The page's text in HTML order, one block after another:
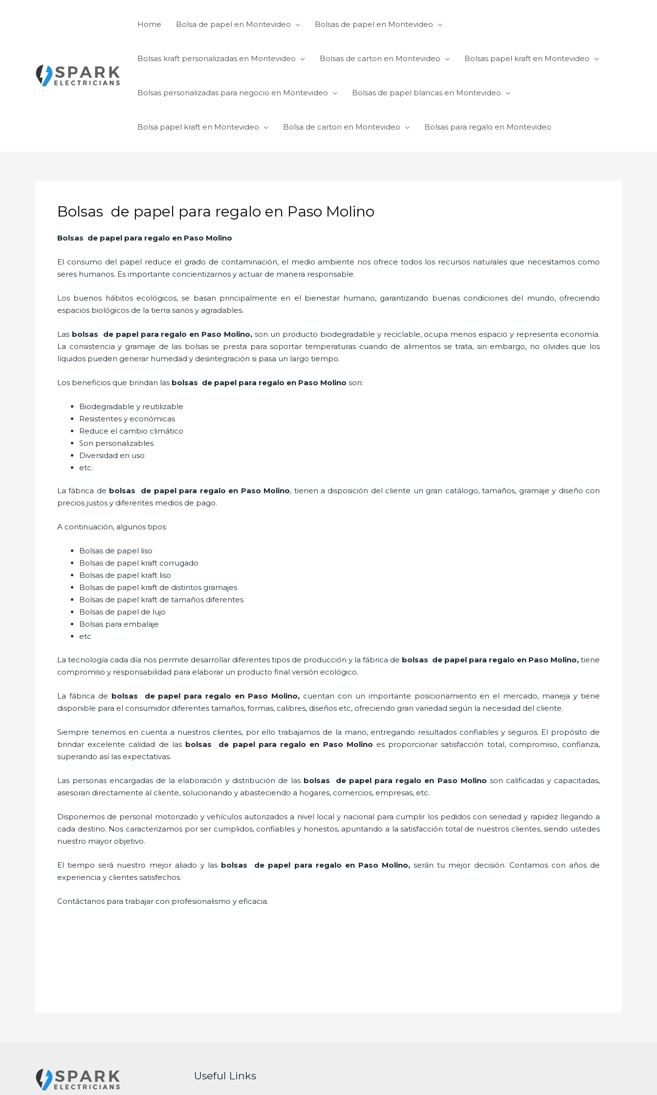
Home Bolsa de papel en Montevideo Bolsas de papel en Montevideo
Bolsas kraft personalizadas en Montevideo Bolsas de carton en Montevideo Bolsas papel kraft en Montevideo
Bolsas personalizadas para negocio en Montevideo Bolsas de papel blancas en Montevideo
Bolsa papel kraft en Montevideo Bolsa de carton en Montevideo Bolsas para regalo en Montevideo
Bolsas de papel para regalo en Paso Molino
Bolsas de papel para regalo en Paso Molino
El consumo del papel reduce el grado de contaminación, el medio ambiente nos ofrece todos los recursos naturales que necesitamos como
seres humanos. Es importante concientizarnos y actuar de manera responsable.
Los buenos hábitos ecológicos, se basan principalmente en el bienestar humano, garantizando buenas condiciones del mundo, ofreciendo
espacios biológicos de la tierra sanos y agradables.
Las bolsas de papel para regalo en Paso Molino,son un producto biodegradable y reciclable, ocupa menos espacio y representa economía.
La consistencia y gramaje de las bolsas se presta para soportar temperaturas cuando de alimentos se trata, sin embargo, no olvides que los
líquidos pueden generar humedad y desintegración si pasa un largo tiempo.
Los beneficios que brindan las bolsas de papel para regalo en Paso Molino son:
Biodegradable y reutilizable
Resistentes y económicas
Reduce el cambio climático
Son personalizables
Diversidad en uso
etc.
La fábrica de bolsas de papel para regalo en Paso Molino, tienen a disposición del cliente un gran catálogo, tamaños, gramaje y diseño con
precios justos y diferentes medios de pago.
A continuación, algunos tipos:
Bolsas de papel liso
Bolsas de papel kraft corrugado
Bolsas de papel kraft liso
Bolsas de papel kraft de distintos gramajes
Bolsas de papel kraft de tamaños diferentes
Bolsas de papel de lujo
Bolsas para embalaje
etc
La tecnología cada día nos permite desarrollar diferentes tipos de producción y la fábrica de bolsas de papel para regalo en Paso Molino, tiene
compromiso y responsabilidad para elaborar un producto final versión ecológico.
La fábrica de bolsas de papel para regalo en Paso Molino, cuentan con un importante posicionamiento en el mercado, maneja y tiene
disponible para el consumidor diferentes tamaños, formas, calibres, diseños etc, ofreciendo gran variedad según la necesidad del cliente.
Siempre tenemos en cuenta a nuestros clientes, por ello trabajamos de la mano, entregando resultados confiables y seguros. El propósito de
brindar excelente calidad de las bolsas de papel para regalo en Paso Molino es proporcionar satisfacción total, compromiso, confianza,
superando así las expectativas.
Las personas encargadas de la elaboración y distribución de las bolsas de papel para regalo en Paso Molino son calificadas y capacitadas,
asesoran directamente al cliente, solucionando y abasteciendo a hogares, comercios, empresas, etc.
Disponemos de personal motorizado y vehículos autorizados a nivel local y nacional para cumplir los pedidos con seriedad y rapidez llegando a
cada destino. Nos caracterizamos por ser cumplidos, confiables y honestos, apuntando a la satisfacción total de nuestros clientes, siendo ustedes
nuestro mayor objetivo.
El tiempo será nuestro mejor aliado y las bolsas de papel para regalo en Paso Molino,serán tu mejor decisión. Contamos con años de
experiencia y clientes satisfechos.
Contáctanos para trabajar con profesionalismo y eficacia.
Useful Links